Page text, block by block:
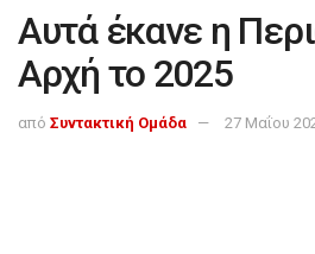
Αυτά έκανε η
Αρχή το 2025
από Συντακτική Ομάδα 27 Μαΐου